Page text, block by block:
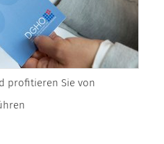
profitieren Sie von